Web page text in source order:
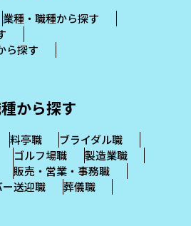
業種・職種から探す
ら探す
から探す
料亭職
ブライダル職
ゴルフ場職
製造業職
販売・営業・事務職
ー送迎職 葬儀職